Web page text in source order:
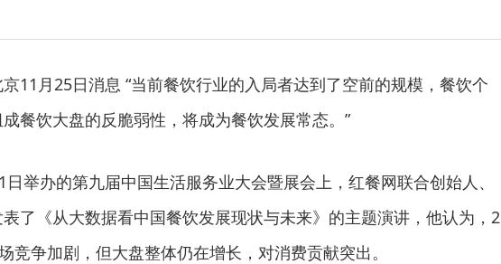
11月25日消息 “当前餐饮行业的入局者达到了空前的规模，餐饮个
餐饮大盘的反脆弱性，将成为餐饮发展常态。”
日举办的第九届中国生活服务业大会暨展会上，红餐网联合创始人、
了《从大数据看中国餐饮发展现状与未来》的主题演讲，他认为，2
竞争加剧，但大盘整体仍在增长，对消费贡献突出。